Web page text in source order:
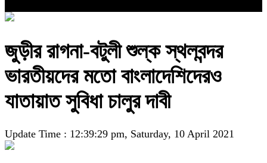
জুড়ীর রাগনা-বটুলী শুল্ক স্থলবন্দর
ভারতীয়দের মতো বাংলাদেশিদেরও
যাতায়াত সুবিধা চালুর দাবী
Update Time : 12:39:29 pm, Saturday, 10 April 2021